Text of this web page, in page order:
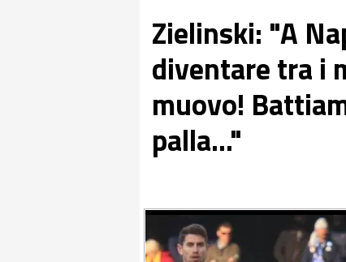
Zielinski: "A
diventare tra i
muovo!
palla..."